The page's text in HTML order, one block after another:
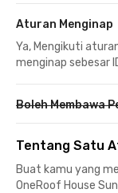
Aturan Menginap
Ya, Mengikuti
menginap sebesar
Boleh Membawa
Tentang Satu
Buat kamu yang
OneRoof House